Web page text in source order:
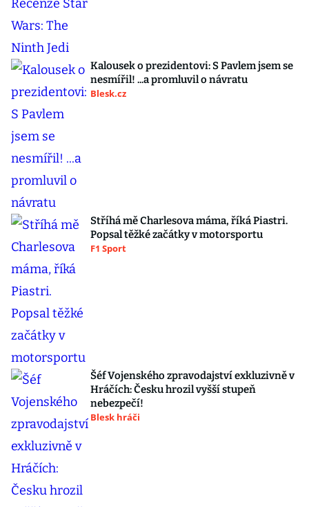
Kalousek o prezidentovi: S Pavlem jsem se
nesmířil! ...a promluvil o návratu
Blesk.cz
Stříhá mě Charlesova máma, říká Piastri.
Popsal těžké začátky v motorsportu
F1 Sport
Šéf Vojenského zpravodajství exkluzivně v
Hráčích: Česku hrozil vyšší stupeň
nebezpečí!
Blesk hráči